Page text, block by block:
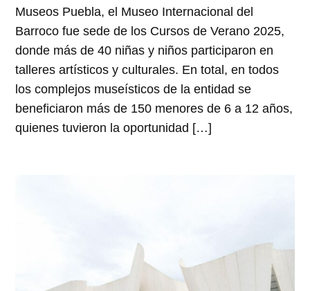
Museos Puebla, el Museo Internacional del
Barroco fue sede de los Cursos de Verano 2025,
donde más de 40 niñas y niños participaron en
talleres artísticos y culturales. En total, en todos
los complejos museísticos de la entidad se
beneficiaron más de 150 menores de 6 a 12 años,
quienes tuvieron la oportunidad […]